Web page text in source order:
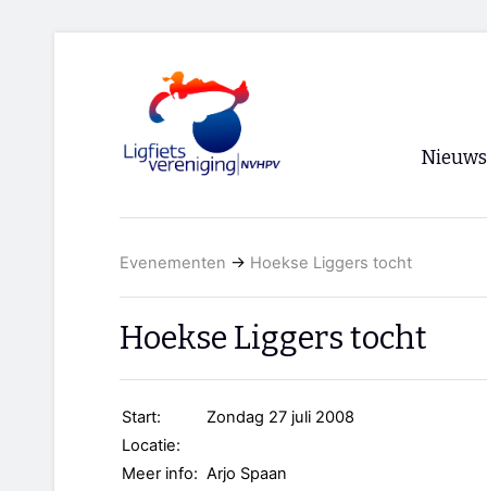
Nieuws
Evenementen → Hoekse Liggers tocht
Hoekse Liggers tocht
Start:
Zondag 27 juli 2008
Locatie:
Meer info: Arjo Spaan